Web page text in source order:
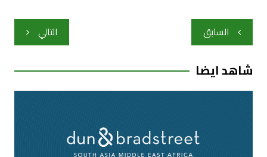
تصفّح
المقالات
السابق التالي
شاهد ايضا